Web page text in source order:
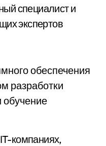
специалист и
экспертов
обеспечения
разработки
обучение
компаниях,